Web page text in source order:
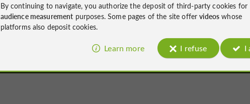
Conservatoire
By continuing to navigate, you authorize the deposit of third-party cookies for
audience measurement purposes. Some pages of the site offervideos whose
platforms also deposit cookies.
Learn more I refuse I